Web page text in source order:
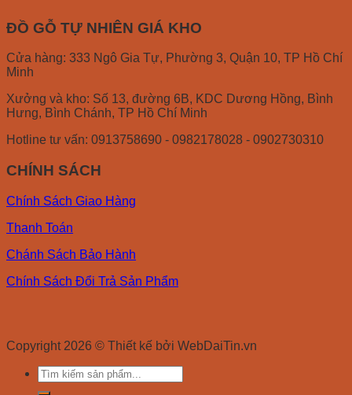
ĐỒ GỖ TỰ NHIÊN GIÁ KHO
Cửa hàng: 333 Ngô Gia Tự, Phường 3, Quận 10, TP Hồ Chí
Minh
Xưởng và kho: Số 13, đường 6B, KDC Dương Hồng, Bình
Hưng, Bình Chánh, TP Hồ Chí Minh
Hotline tư vấn: 0913758690 - 0982178028 - 0902730310
CHÍNH SÁCH
Chính Sách Giao Hàng
Thanh Toán
Chánh Sách Bảo Hành
Chính Sách Đổi Trả Sản Phẩm
Copyright 2026 © Thiết kế bởi WebDaiTin.vn
Search
for: